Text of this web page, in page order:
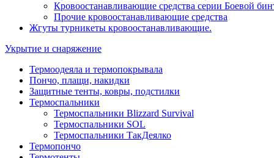
Кровоостанавливающие средства серии Боевой
Прочие кровоостанавливающие средства
Жгуты турникеты кровоостанавливающие.
Укрытие и снаряжение
Термоодеяла и термопокрывала
Пончо, плащи, накидки
Защитные тенты, ковры, подстилки
Термоспальники
Термоспальники Blizzard Survival
Термоспальники SOL
Термоспальники ТакДеялко
Термопончо